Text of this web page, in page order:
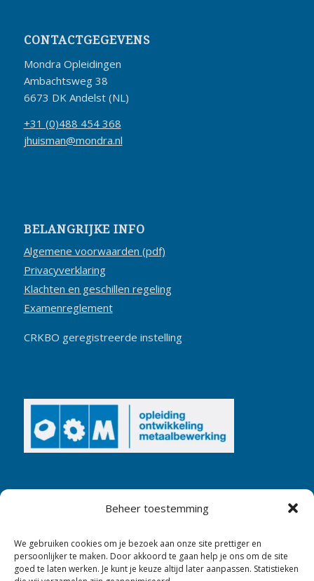
Beheer toestemming
We gebruiken cookies om je bezoek aan onze site prettiger en
persoonlijker te maken. Door akkoord te gaan help je ons om de site
goed te laten werken. Je kunt je keuze altijd later aanpassen. Statistieken
CONTACTGEGEVENS
Mondra Opleidingen
Ambachtsweg 38
6673 DK Andelst (NL)
+31 (0)488 454 368
jhuisman@mondra.nl
BELANGRIJKE INFO
Algemene voorwaarden (pdf)
Privacyverklaring
Klachten en geschillen regeling
Examenreglement
CRKBO geregistreerde instelling